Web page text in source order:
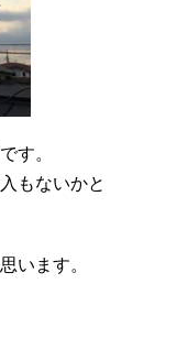
す。
もないかと
います。